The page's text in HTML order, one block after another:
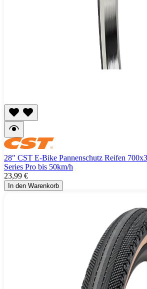
28" CST E-Bike Pannenschutz Reifen
Series Pro bis 50km/h
23,99 €
In den Warenkorb